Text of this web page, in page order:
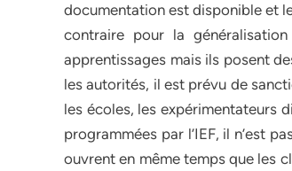
documentation est disponible et
contraire pour la
apprentissages mais ils posent
les autorités, il est prévu de
les écoles, les expérimentateurs
programmées par l’IEF, il n’est
ouvrent en même temps que les